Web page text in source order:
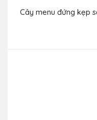
Cây menu đứng kẹp